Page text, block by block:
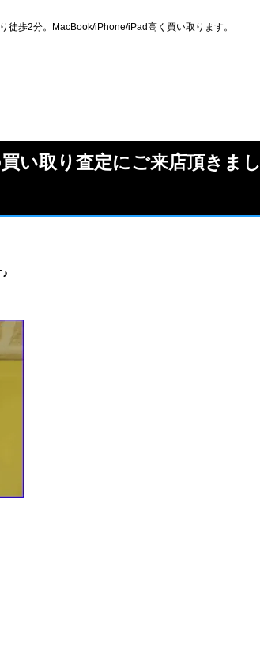
徒歩2分。MacBook/iPhone/iPad高く買い取ります。
い取り査定にご来店頂きまし